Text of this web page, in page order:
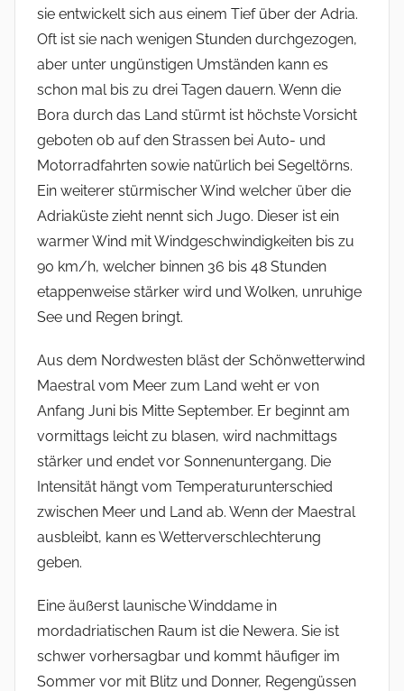
sie entwickelt sich aus einem Tief über der Adria.
Oft ist sie nach wenigen Stunden durchgezogen,
aber unter ungünstigen Umständen kann es
schon mal bis zu drei Tagen dauern. Wenn die
Bora durch das Land stürmt ist höchste Vorsicht
geboten ob auf den Strassen bei Auto- und
Motorradfahrten sowie natürlich bei Segeltörns.
Ein weiterer stürmischer Wind welcher über die
Adriaküste zieht nennt sich Jugo. Dieser ist ein
warmer Wind mit Windgeschwindigkeiten bis zu
90 km/h, welcher binnen 36 bis 48 Stunden
etappenweise stärker wird und Wolken, unruhige
See und Regen bringt.
Aus dem Nordwesten bläst der Schönwetterwind
Maestral vom Meer zum Land weht er von
Anfang Juni bis Mitte September. Er beginnt am
vormittags leicht zu blasen, wird nachmittags
stärker und endet vor Sonnenuntergang. Die
Intensität hängt vom Temperaturunterschied
zwischen Meer und Land ab. Wenn der Maestral
ausbleibt, kann es Wetterverschlechterung
geben.
Eine äußerst launische Winddame in
mordadriatischen Raum ist die Newera. Sie ist
schwer vorhersagbar und kommt häufiger im
Sommer vor mit Blitz und Donner, Regengüssen